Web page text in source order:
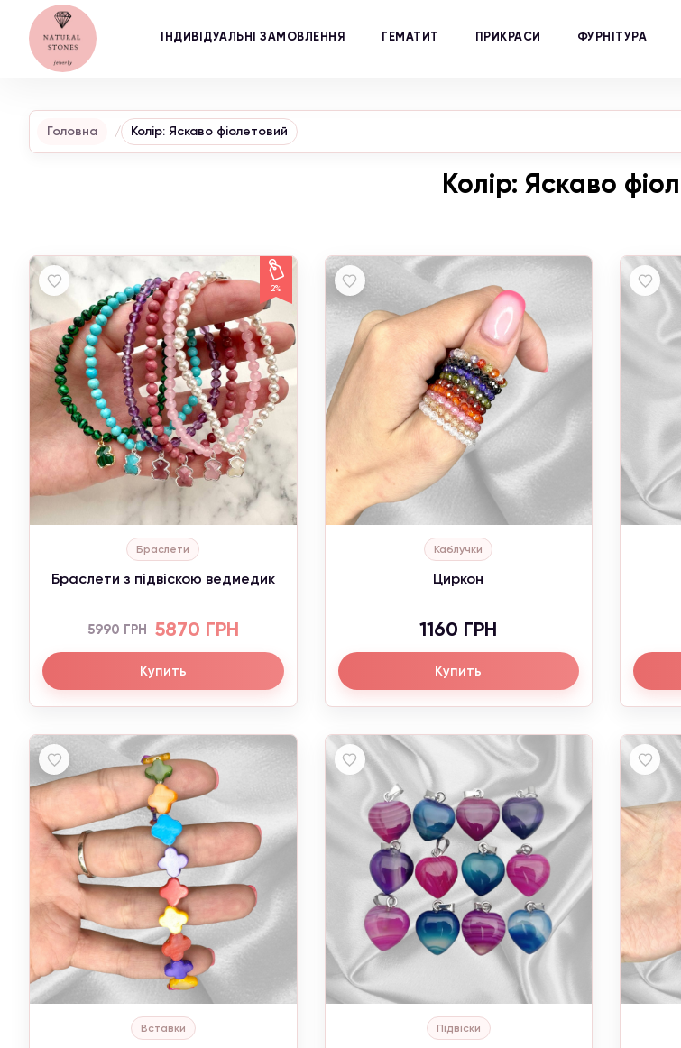
ІНДИВІДУАЛЬНІ ЗАМОВЛЕННЯ ГЕМАТИТ ПРИКРАСИ ФУРНІТУРА
Головна Колір: Яскаво фіолетовий
Колір: Яскаво
2%
Браслети
Браслети з підвіскою ведмедик
5990 ГРН 5870 ГРН
Купить
Каблучки
Циркон
1160 ГРН
Купить
Вставки Підвіски